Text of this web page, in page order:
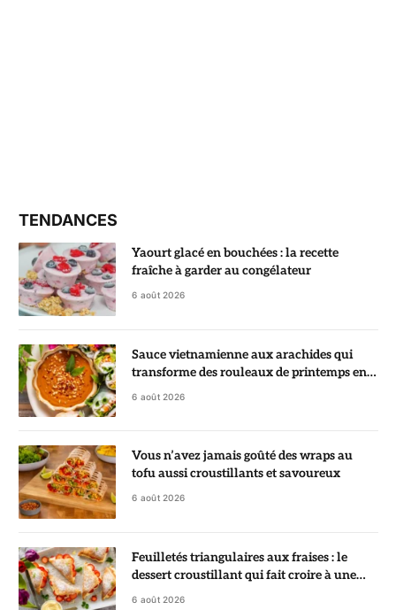
TENDANCES
Yaourt glacé en bouchées : la recette
fraîche à garder au congélateur
6 août 2026
Sauce vietnamienne aux arachides qui
transforme des rouleaux de printemps en
vrai régal
6 août 2026
Vous n’avez jamais goûté des wraps au
tofu aussi croustillants et savoureux
6 août 2026
Feuilletés triangulaires aux fraises : le
dessert croustillant qui fait croire à une
pâtisserie de chef
6 août 2026